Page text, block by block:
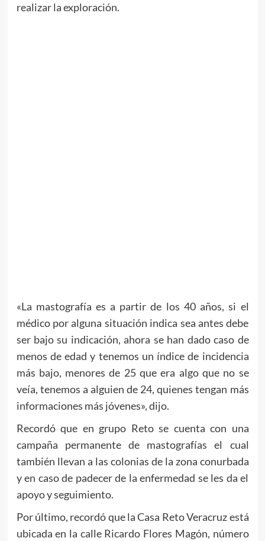
realizar la exploración.
«La mastografía es a partir de los 40 años, si el
médico por alguna situación indica sea antes debe
ser bajo su indicación, ahora se han dado caso de
menos de edad y tenemos un índice de incidencia
más bajo, menores de 25 que era algo que no se
veía, tenemos a alguien de 24, quienes tengan más
informaciones más jóvenes», dijo.
Recordó que en grupo Reto se cuenta con una
campaña permanente de mastografías el cual
también llevan a las colonias de la zona conurbada
y en caso de padecer de la enfermedad se les da el
apoyo y seguimiento.
Por último, recordó que la Casa Reto Veracruz está
ubicada en la calle Ricardo Flores Magón, número